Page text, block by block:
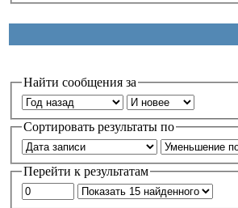
Найти сообщения за
Сортировать результаты по
Перейти к результатам